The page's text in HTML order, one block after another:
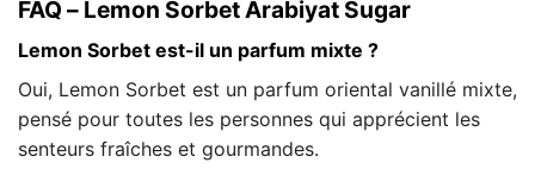
FAQ – Lemon Sorbet Arabiyat Sugar
Lemon Sorbet est-il un parfum mixte ?
Oui, Lemon Sorbet est un parfum oriental vanillé mixte,
pensé pour toutes les personnes qui apprécient les
senteurs fraîches et gourmandes.